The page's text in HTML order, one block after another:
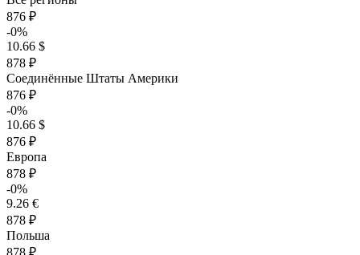
876 ₽
-0%
10.66 $
878 ₽
Соединённые Штаты Америки
876 ₽
-0%
10.66 $
876 ₽
Европа
878 ₽
-0%
9.26 €
878 ₽
Польша
878 ₽